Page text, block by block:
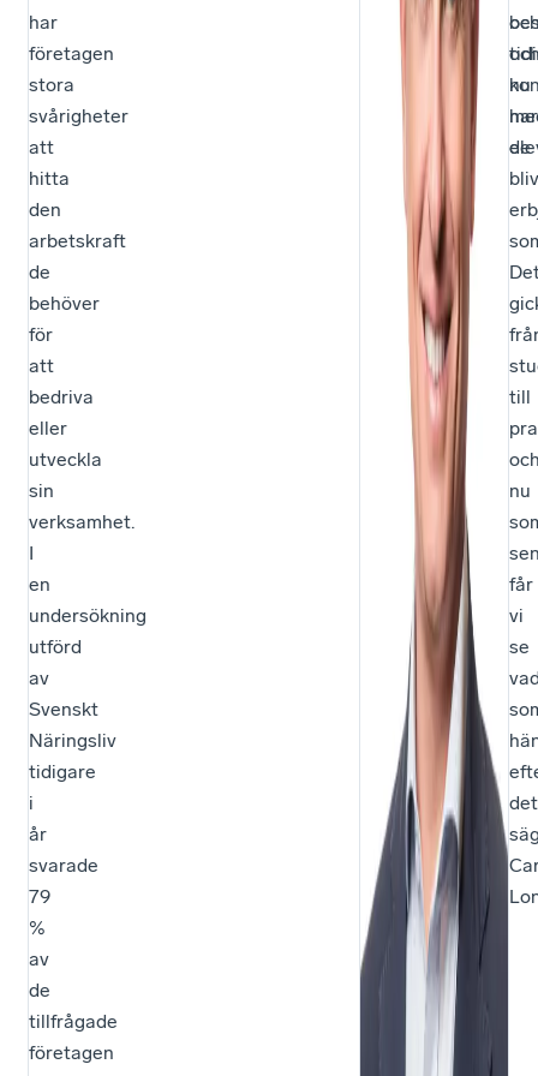
har
företagen
stora
svårigheter
att
hitta
den
arbetskraft
de
behöver
för
att
bedriva
eller
utveckla
sin
verksamhet.
I
en
undersökning
utförd
av
Svenskt
Näringsliv
tidigare
i
år
svarade
79
%
av
de
tillfrågade
företagen
nu
har
de
till
nu
får
vi
se